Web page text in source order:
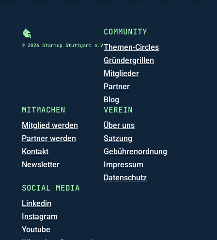
© 2026 Startup Stuttgart e.V
COMMUNITY
Themen-Circles
Gründergrillen
Mitglieder
Partner
Blog
MITMACHEN
Mitglied werden
Partner werden
Kontakt
Newsletter
VEREIN
Über uns
Satzung
Gebührenordnung
Impressum
Datenschutz
SOCIAL MEDIA
Linkedin
Instagram
Youtube